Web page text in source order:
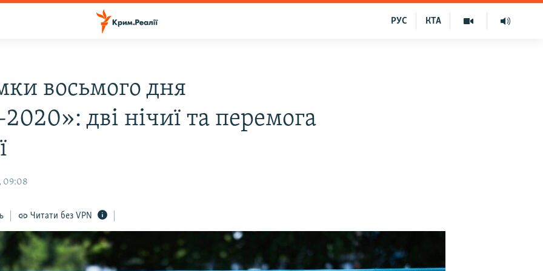
КТА
РУС
восьмого дня
дві нічиї та перемога
09:08
Читати без VPN